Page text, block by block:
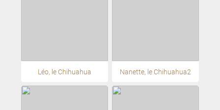
Léo, le Chihuahua Nanette, le Chihuahua2